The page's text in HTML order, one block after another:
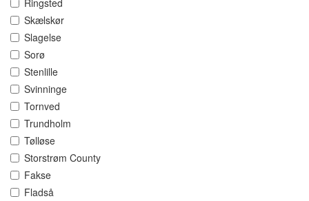
Ringsted
Skælskør
Slagelse
Sorø
Stenlille
Svinninge
Tornved
Trundholm
Tølløse
Storstrøm County
Fakse
Fladså